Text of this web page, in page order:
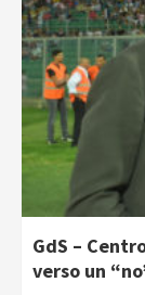
GdS –
verso un